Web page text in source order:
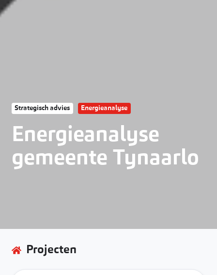
Strategisch advies Energieanalyse
Energieanalyse
gemeente Tynaarlo
Projecten